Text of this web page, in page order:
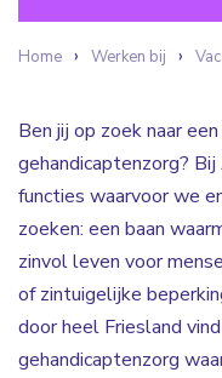
Home Werken bij
Ben jij op zoek naar
gehandicaptenzorg?
functies waarvoor we
zoeken: een baan
zinvol leven voor
of zintuigelijke
door heel Friesland
gehandicaptenzorg